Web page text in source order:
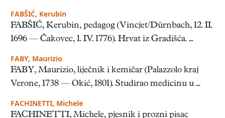
FABŠIĆ, Kerubin
FABŠIĆ, Kerubin, pedagog (Vincjet/Dürnbach, 12. II.
1696 — Čakovec, 1. IV. 1776). Hrvat iz Gradišća. ...
FABY, Maurizio
FABY, Maurizio, liječnik i kemičar (Palazzolo kraj
Verone, 1738 — Okić, 1801). Studirao medicinu u ...
FACHINETTI, Michele
FACHINETTI, Michele, pjesnik i prozni pisac